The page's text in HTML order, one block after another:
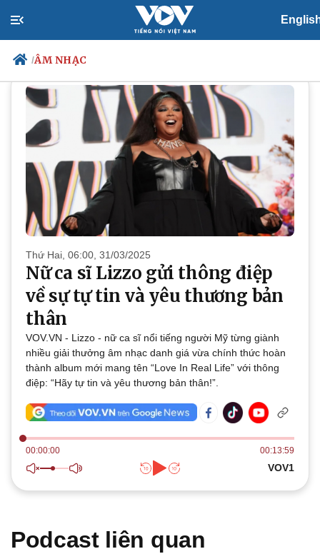
/ÂM NHẠC
Chính trị
Tổ chức nhân sự
Quốc hội
Nhận diện sự thật
Xã hội
Tin 24h
Dự báo thời tiết
Giáo dục
Dấu ấn VOV
Thế giới
Quan sát
Cuộc sống đó đây
Hồ sơ
Video
Ảnh
E-Magazine
Infographic
Kinh tế
Thị trường
Tỷ giá
VĂN HÓA Âm nhạc
Thứ Hai, 06:00, 31/03/2025
Nữ ca sĩ Lizzo gửi thông điệp
về sự tự tin và yêu thương bản
thân
VOV.VN - Lizzo - nữ ca sĩ nổi tiếng người Mỹ từng giành
nhiều giải thưởng âm nhạc danh giá vừa chính thức hoàn
thành album mới mang tên “Love In Real Life” với thông
điệp: “Hãy tự tin và yêu thương bản thân!”.
00:00:00 00:13:59
VOV1
Podcast liên quan